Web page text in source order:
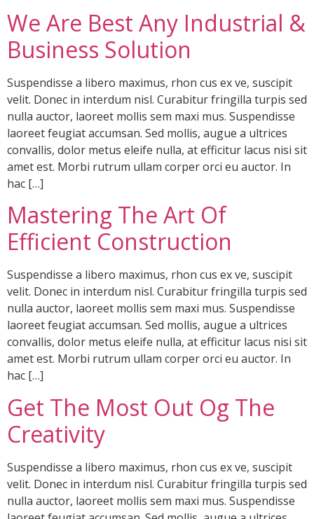
We Are Best Any Industrial &
Business Solution
Suspendisse a libero maximus, rhon cus ex ve, suscipit
velit. Donec in interdum nisl. Curabitur fringilla turpis sed
nulla auctor, laoreet mollis sem maxi mus. Suspendisse
laoreet feugiat accumsan. Sed mollis, augue a ultrices
convallis, dolor metus eleife nulla, at efficitur lacus nisi sit
amet est. Morbi rutrum ullam corper orci eu auctor. In
hac […]
Mastering The Art Of
Efficient Construction
Suspendisse a libero maximus, rhon cus ex ve, suscipit
velit. Donec in interdum nisl. Curabitur fringilla turpis sed
nulla auctor, laoreet mollis sem maxi mus. Suspendisse
laoreet feugiat accumsan. Sed mollis, augue a ultrices
convallis, dolor metus eleife nulla, at efficitur lacus nisi sit
amet est. Morbi rutrum ullam corper orci eu auctor. In
hac […]
Get The Most Out Og The
Creativity
Suspendisse a libero maximus, rhon cus ex ve, suscipit
velit. Donec in interdum nisl. Curabitur fringilla turpis sed
nulla auctor, laoreet mollis sem maxi mus. Suspendisse